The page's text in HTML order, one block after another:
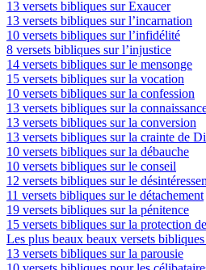
13 versets bibliques sur Exaucer
13 versets bibliques sur l’incarnation
10 versets bibliques sur l’infidélité
8 versets bibliques sur l’injustice
14 versets bibliques sur le mensonge
15 versets bibliques sur la vocation
10 versets bibliques sur la confession
13 versets bibliques sur la
13 versets bibliques sur la conversion
13 versets bibliques sur la crainte de
10 versets bibliques sur la débauche
10 versets bibliques sur le conseil
12 versets bibliques sur le
11 versets bibliques sur le détachement
19 versets bibliques sur la pénitence
15 versets bibliques sur la protection
Les plus beaux beaux versets
13 versets bibliques sur la parousie